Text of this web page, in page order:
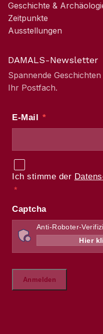
Geschichte &
Zeitpunkte
Ausstellungen
DAMALS-Newsletter
Spannende
Ihr Postfach.